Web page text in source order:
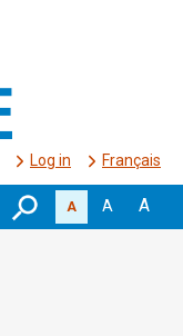
Log in Français
A A A